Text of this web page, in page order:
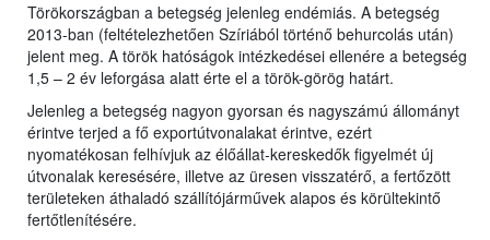
Törökországban a betegség jelenleg endémiás. A betegség
2013-ban (feltételezhetően Szíriából történő behurcolás után)
jelent meg. A török hatóságok intézkedései ellenére a betegség
1,5 – 2 év leforgása alatt érte el a török-görög határt.
Jelenleg a betegség nagyon gyorsan és nagyszámú állományt
érintve terjed a fő exportútvonalakat érintve, ezért
nyomatékosan felhívjuk az élőállat-kereskedők figyelmét új
útvonalak keresésére, illetve az üresen visszatérő, a fertőzött
területeken áthaladó szállítójárművek alapos és körültekintő
fertőtlenítésére.